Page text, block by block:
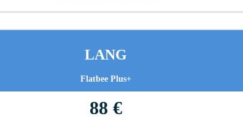
LANG
Flatbee Plus+
88 €